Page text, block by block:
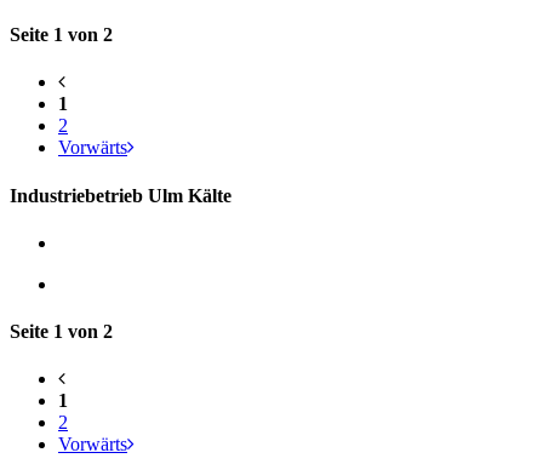
Seite 1 von 2
1
2
Vorwärts
Industriebetrieb Ulm Kälte
Seite 1 von 2
1
2
Vorwärts